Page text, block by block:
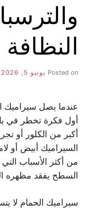
النظافة
Posted on يونيو 5, 2026
عندما يصل سيراميك
أول فكرة تخطر في
أكبر من الكلور أو
السيراميك أبيض أو
من أكثر الأسباب
السطح يفقد مظهره
سيراميك الحمام لا